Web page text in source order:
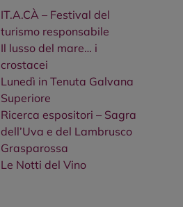
IT.A.CÀ – Festival del
turismo responsabile
Il lusso del mare… i
crostacei
Lunedì in Tenuta Galvana
Superiore
Ricerca espositori – Sagra
dell’Uva e del Lambrusco
Grasparossa
Le Notti del Vino